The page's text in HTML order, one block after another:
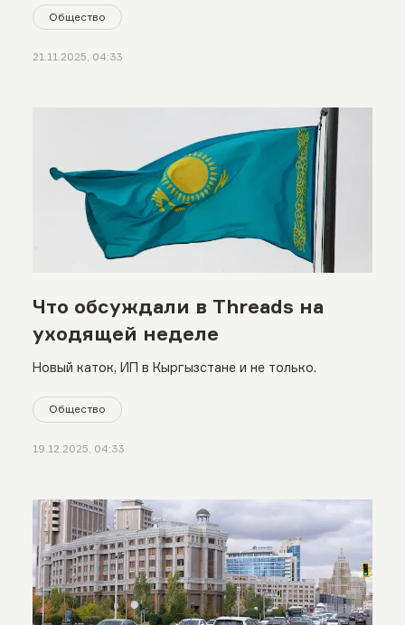
Общество
21.11.2025, 04:33
Что обсуждали в Threads на
уходящей неделе
Новый каток, ИП в Кыргызстане и не только.
Общество
19.12.2025, 04:33